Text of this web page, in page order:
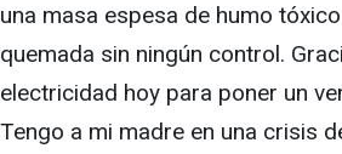
una masa espesa de humo
quemada sin ningún control.
electricidad hoy para poner un
Tengo a mi madre en una crisis